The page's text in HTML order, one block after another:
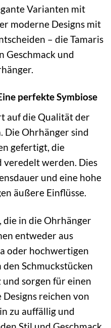
Varianten mit
moderne Designs mit
– die Tamaris
Geschmack und
perfekte Symbiose
auf die Qualität der
Die Ohrhänger sind
gefertigt, die
werden. Dies
und eine hohe
äußere Einflüsse.
die in die Ohrhänger
entweder aus
oder hochwertigen
Schmuckstücken
sorgen für einen
reichen von
zu auffällig und